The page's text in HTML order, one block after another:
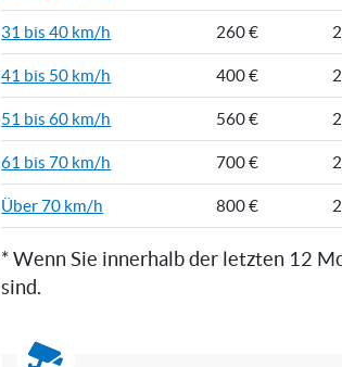
31 bis 40 km/h 260 € 2
41 bis 50 km/h 400 € 2
51 bis 60 km/h 560 € 2
61 bis 70 km/h 700 € 2
Über 70 km/h 800 € 2
* Wenn Sie innerhalb der letzten 12
sind.